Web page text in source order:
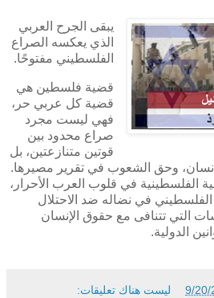
يبقى الجرح العربي
الذي يعكسه الصراع
الفلسطيني مفتوحًا.
قضية فلسطين هي
قضية كل عربي حر،
فهي ليست مجرد
صراع محدود بين
قوتين متنازعتين، بل
وحق الشعوب في تقرير مصيرها.
الفلسطينية في قلوب العرب الأحرار،
في نضاله ضد الاحتلال
التي تتنافى مع حقوق الإنسان
الدولية.
9/20/ ليست هناك تعليقات: